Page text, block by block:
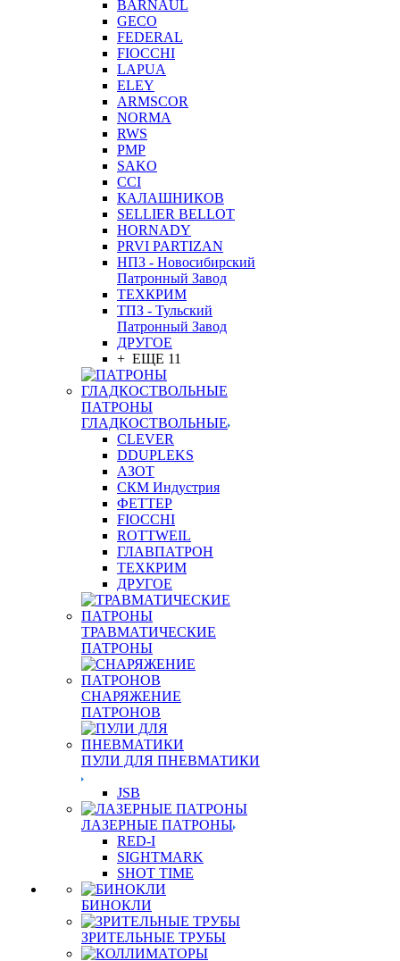
BARNAUL
GEСO
FEDERAL
FIOCCHI
LAPUA
ELEY
ARMSCOR
NORMA
RWS
PMP
SAKO
CCI
КАЛАШНИКОВ
SELLIER BELLOT
HORNADY
PRVI PARTIZAN
НПЗ - Новосибирский
Патронный Завод
ТЕХКРИМ
ТПЗ - Тульский
Патронный Завод
ДРУГОЕ
+ ЕЩЕ 11
ПАТРОНЫ
ГЛАДКОСТВОЛЬНЫЕ
CLEVER
DDUPLEKS
АЗОТ
СКМ Индустрия
ФЕТТЕР
FIOCCHI
ROTTWEIL
ГЛАВПАТРОН
ТЕХКРИМ
ДРУГОЕ
ТРАВМАТИЧЕСКИЕ
ПАТРОНЫ
СНАРЯЖЕНИЕ
ПАТРОНОВ
ПУЛИ ДЛЯ ПНЕВМАТИКИ
JSB
ЛАЗЕРНЫЕ ПАТРОНЫ
RED-I
SIGHTMARK
SHOT TIME
БИНОКЛИ
ЗРИТЕЛЬНЫЕ ТРУБЫ